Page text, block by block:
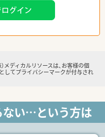
メディカルリソースは、お客様の個
してプライバシーマークが付与され
ない…という方は